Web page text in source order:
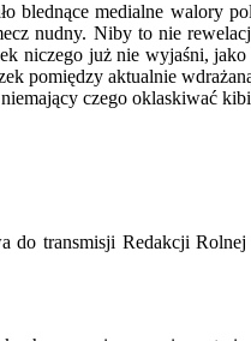
medialne walory
nudny. Niby to nie
niczego już nie wyjaśni,
pomiędzy aktualnie
czego oklaskiwać
transmisji Redakcji